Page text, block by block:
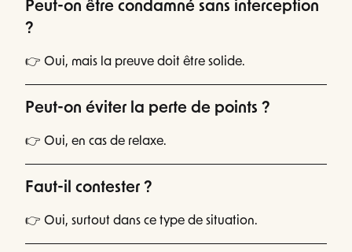
Peut-on être condamné sans interception
?
👉 Oui, mais la preuve doit être solide.
Peut-on éviter la perte de points ?
👉 Oui, en cas de relaxe.
Faut-il contester ?
👉 Oui, surtout dans ce type de situation.